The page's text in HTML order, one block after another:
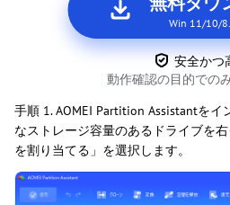
Win 11/10/
安全かつ
動作確認の目的での
手順 1. AOMEI Partition Assistantを
なストレージ容量のあるドライブを
を割り当てる」を選択します。